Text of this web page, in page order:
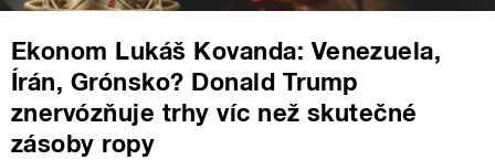
Ekonom Lukáš Kovanda: Venezuela,
Írán, Grónsko? Donald Trump
znervózňuje trhy víc než skutečné
zásoby ropy